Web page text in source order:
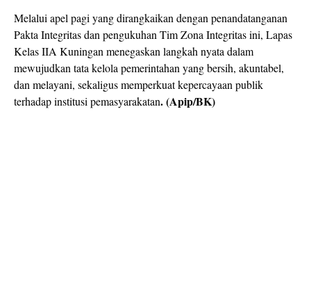
Melalui apel pagi yang dirangkaikan dengan penandatanganan
Pakta Integritas dan pengukuhan Tim Zona Integritas ini, Lapas
Kelas IIA Kuningan menegaskan langkah nyata dalam
mewujudkan tata kelola pemerintahan yang bersih, akuntabel,
dan melayani, sekaligus memperkuat kepercayaan publik
terhadap institusi pemasyarakatan. (Apip/BK)